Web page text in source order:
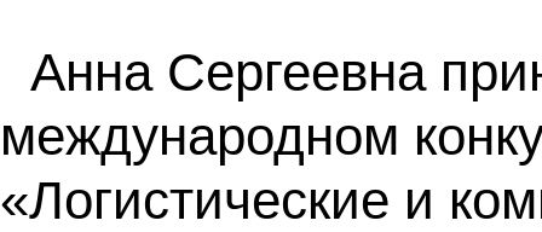
Анна Сергеевна
международном
«Логистические и